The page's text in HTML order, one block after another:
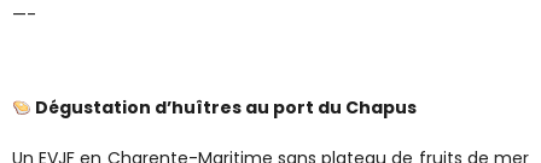
—-
Dégustation d’huîtres au port du Chapus